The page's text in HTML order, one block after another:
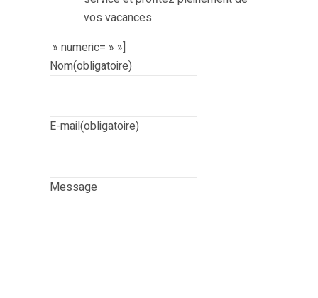
vos vacances
» numeric= » »]
Nom(obligatoire)
E-mail(obligatoire)
Message